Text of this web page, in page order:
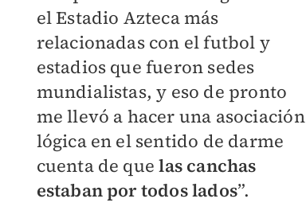
el Estadio Azteca más
relacionadas con el futbol y
estadios que fueron sedes
mundialistas, y eso de pronto
me llevó a hacer una asociación
lógica en el sentido de darme
cuenta de quelas canchas
estaban por todos lados”.